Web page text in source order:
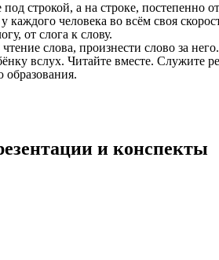
строкой, а на строке, постепенно
человека во всём своя
от слога к слову.
слова, произнести слово за него.
вслух. Читайте вместе. Служите
и конспекты